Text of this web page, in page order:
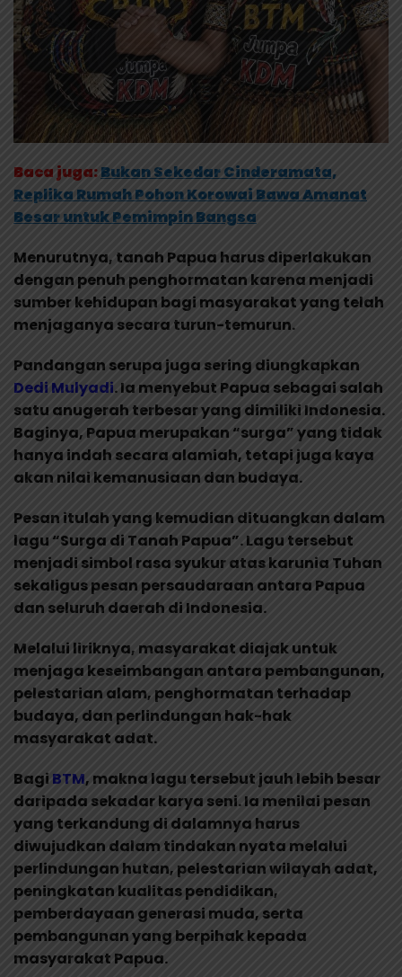
Baca juga:Bukan Sekedar Cinderamata,
Replika Rumah Pohon Korowai Bawa Amanat
Besar untuk Pemimpin Bangsa
Menurutnya, tanah Papua harus diperlakukan
dengan penuh penghormatan karena menjadi
sumber kehidupan bagi masyarakat yang telah
menjaganya secara turun-temurun.
Pandangan serupa juga sering diungkapkan
Dedi Mulyadi. Ia menyebut Papua sebagai salah
satu anugerah terbesar yang dimiliki Indonesia.
Baginya, Papua merupakan “surga” yang tidak
hanya indah secara alamiah, tetapi juga kaya
akan nilai kemanusiaan dan budaya.
Pesan itulah yang kemudian dituangkan dalam
lagu “Surga di Tanah Papua”. Lagu tersebut
menjadi simbol rasa syukur atas karunia Tuhan
sekaligus pesan persaudaraan antara Papua
dan seluruh daerah di Indonesia.
Melalui liriknya, masyarakat diajak untuk
menjaga keseimbangan antara pembangunan,
pelestarian alam, penghormatan terhadap
budaya, dan perlindungan hak-hak
masyarakat adat.
Bagi BTM, makna lagu tersebut jauh lebih besar
daripada sekadar karya seni. Ia menilai pesan
yang terkandung di dalamnya harus
diwujudkan dalam tindakan nyata melalui
perlindungan hutan, pelestarian wilayah adat,
peningkatan kualitas pendidikan,
pemberdayaan generasi muda, serta
pembangunan yang berpihak kepada
masyarakat Papua.